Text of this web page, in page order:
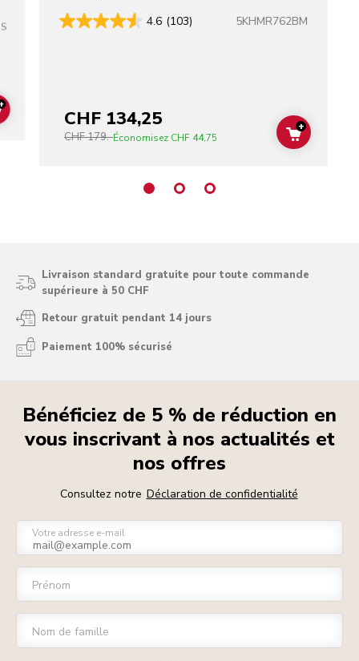
ADD TO CART
4.6 (103) 5KHMR762BM
CHF 134,25
CHF 179.-Économisez CHF 44,75 ADD TO
+
Livraison standard gratuite pour toute commande
supérieure à 50 CHF
Retour gratuit pendant 14 jours
Paiement 100% sécurisé
Bénéficiez de 5 % de réduction en
vous inscrivant à nos actualités et
nos offres
Consultez notre Déclaration de confidentialité
Votre adresse e-mail
Prénom
Nom de famille